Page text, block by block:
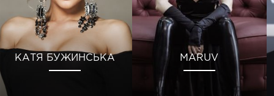
КАТЯ БУЖИНСЬКА MARUV